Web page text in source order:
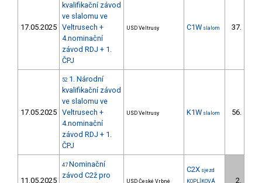
17.05.2025
kvalifikační závod
ve slalomu ve
Veltrusech +
4.nominační
závod RDJ + 1.
ČPJ
USD Veltrusy C1W slalom 37.
17.05.2025
52 1. Národní
kvalifikační závod
ve slalomu ve
Veltrusech +
4.nominační
závod RDJ + 1.
ČPJ
USD Veltrusy K1W slalom 56.
11.05.2025
47 Nominační
závod C2ž pro
USD České Vrbné
C2X sjezd
KOPLÍKOVÁ
2.